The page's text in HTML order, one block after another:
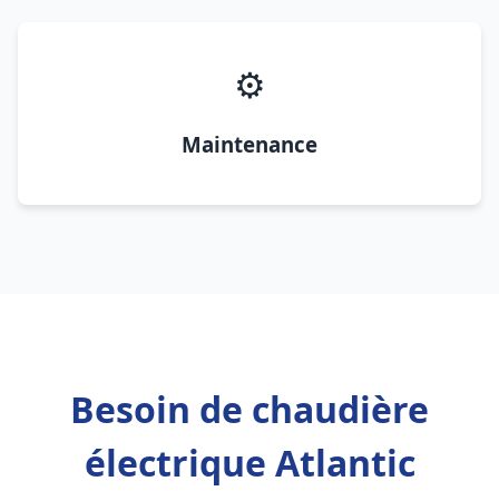
⚙️
Maintenance
Besoin de chaudière
électrique Atlantic